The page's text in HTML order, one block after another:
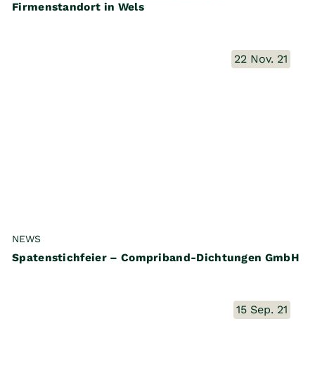
Firmenstandort in Wels
22 Nov. 21
NEWS
Spatenstichfeier – Compriband-Dichtungen GmbH
15 Sep. 21